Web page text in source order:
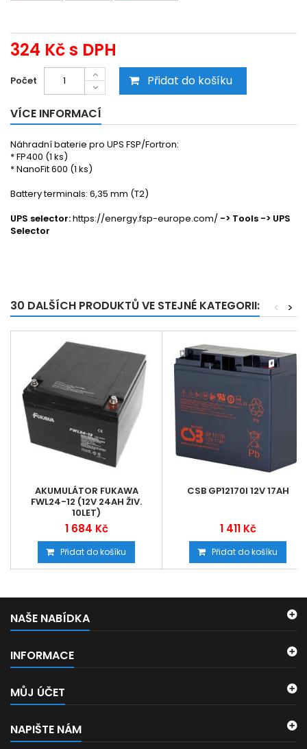
324 Kčs DPH
Počet Přidat do košíku
VÍCE INFORMACÍ
Náhradní baterie pro UPS FSP/Fortron:
* FP400 (1 ks)
* NanoFit 600 (1 ks)
Battery terminals: 6,35 mm (T2)
UPS selector:https://energy.fsp-europe.com/ -> Tools -> UPS
Selector
30 DALŠÍCH PRODUKTŮ VE STEJNÉ KATEGORII: >
<
AKUMULÁTOR FUKAWA
FWL24-12 (12V 24AH ŽIV.
10LET)
1 684 Kč
Přidat do košíku
CSB GP12170I 12V 17AH
1 411 Kč
Přidat do košíku
NAŠE NABÍDKA
INFORMACE
MŮJ ÚČET
NAPIŠTE NÁM